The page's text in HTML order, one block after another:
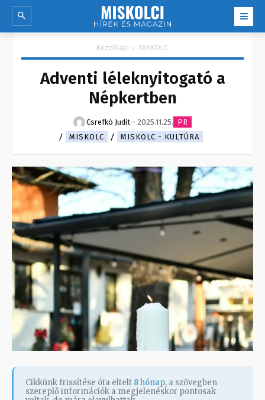
Kezdőlap MISKOLC
Adventi léleknyitogató a
Népkertben
Csrefkó Judit - 2025.11.25. PR
MISKOLC
MISKOLC - KULTÚRA
Cikkünk frissítése óta eltelt 8 hónap, a szövegben
szereplő információk a megjelenéskor pontosak